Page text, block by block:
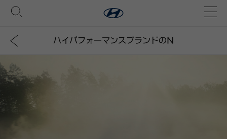
ハイパフォーマンスブランドのN